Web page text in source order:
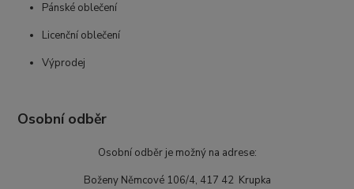
Pánské oblečení
Licenční oblečení
Výprodej
Osobní odběr
Osobní odběr je možný na adrese:
Boženy Němcové 106/4, 417 42 Krupka